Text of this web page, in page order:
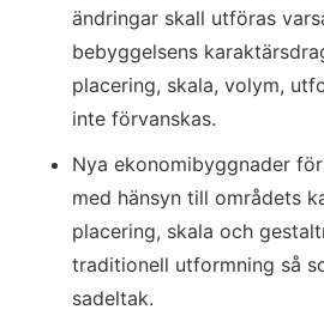
ändringar skall utföras
bebyggelsens
placering, skala, volym,
inte förvanskas.
Nya ekonomibyggnader
med hänsyn till områdets
placering, skala och
traditionell utformning så
sadeltak.